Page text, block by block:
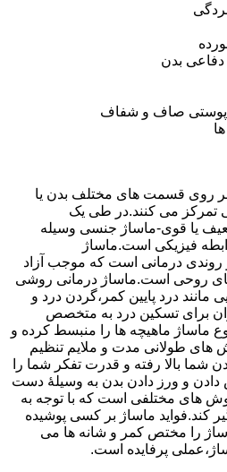
دفاعی بدن
پوستی صاف و شفاف
بر روی قسمت های مختلف بدن یا
تمرکز می کنند.در طی یک
یا قوی-ماساژ جنسی وسیله
فیزیکی است.ماساژ
درمانی است که موجب آزاد
روحی است.ماساژ درمانی روشی
مانند درد پایین کمر،گردن درد و
برای تسکین درد به متخصص
ماساژ ماهیچه ها را منبسط کرده و
طولانی مدت و ملایم تنظیم
شما بالا رفته و قدرت تفکر شما را
دادن و ورز دادن بدن به وسیلۀ دست
های مختلفی است که با توجه به
کند.فواید ماساژ بر کسی پوشیده
را مختص کمر و شانه ها می
پرفایده است.